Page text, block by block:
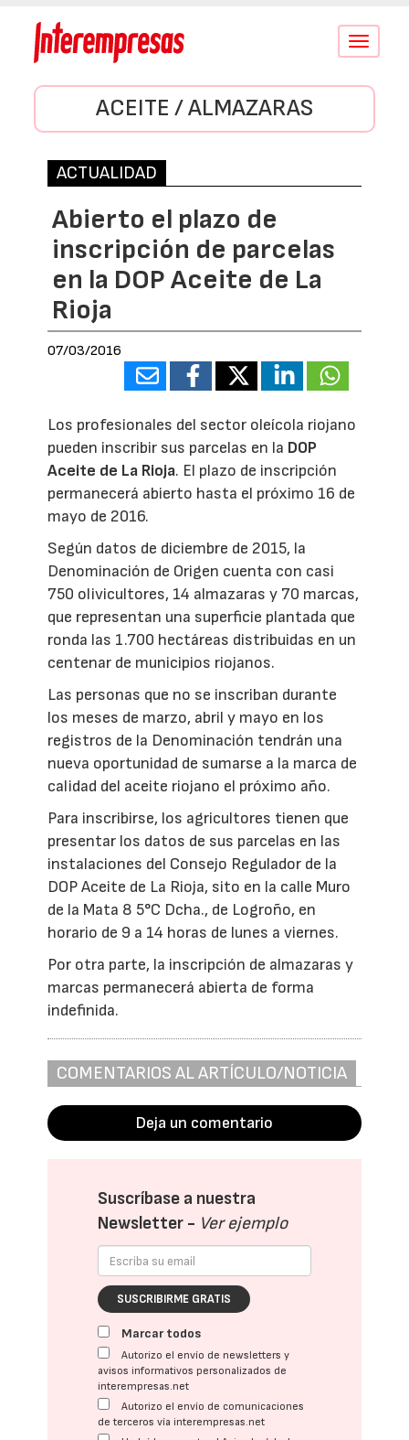
Conmutar
ACEITE / ALMAZARAS
ACTUALIDAD
Abierto el plazo de
inscripción de parcelas
en la DOP Aceite de La
Rioja
07/03/2016
Los profesionales del sector oleícola riojano
pueden inscribir sus parcelas en la DOP
Aceite de La Rioja. El plazo de inscripción
permanecerá abierto hasta el próximo 16 de
mayo de 2016.
Según datos de diciembre de 2015, la
Denominación de Origen cuenta con casi
750 olivicultores, 14 almazaras y 70 marcas,
que representan una superficie plantada que
ronda las 1.700 hectáreas distribuidas en un
centenar de municipios riojanos.
Las personas que no se inscriban durante
los meses de marzo, abril y mayo en los
registros de la Denominación tendrán una
nueva oportunidad de sumarse a la marca de
calidad del aceite riojano el próximo año.
Para inscribirse, los agricultores tienen que
presentar los datos de sus parcelas en las
instalaciones del Consejo Regulador de la
DOP Aceite de La Rioja, sito en la calle Muro
de la Mata 8 5°C Dcha., de Logroño, en
horario de 9 a 14 horas de lunes a viernes.
Por otra parte, la inscripción de almazaras y
marcas permanecerá abierta de forma
indefinida.
COMENTARIOS AL ARTÍCULO/NOTICIA
Deja un comentario
Suscríbase a nuestra
Newsletter - Ver ejemplo
SUSCRIBIRME GRATIS
Marcar todos
Autorizo el envío de newsletters y
avisos informativos personalizados de
interempresas.net
Autorizo el envío de comunicaciones
de terceros vía interempresas.net